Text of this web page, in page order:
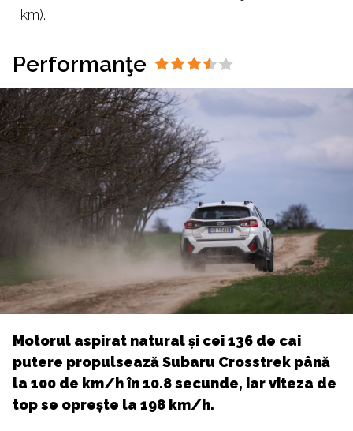
km).
Performanţe
Motorul aspirat natural și cei 136 de cai
putere propulsează Subaru Crosstrek până
la 100 de km/h în 10.8 secunde, iar viteza de
top se oprește la 198 km/h.